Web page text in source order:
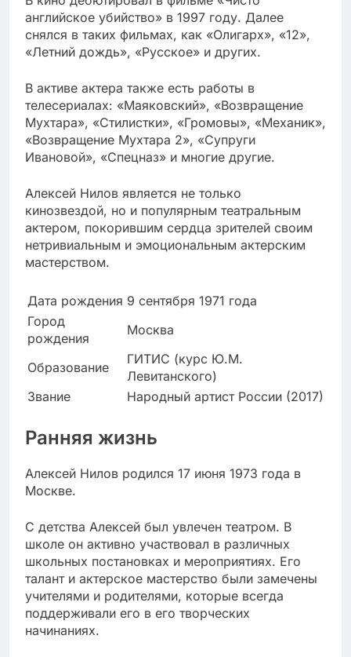
английское убийство» в 1997 году. Далее
снялся в таких фильмах, как «Олигарх», «12»,
«Летний дождь», «Русское» и других.
В активе актера также есть работы в
телесериалах: «Маяковский», «Возвращение
Мухтара», «Стилистки», «Громовы», «Механик»,
«Возвращение Мухтара 2», «Супруги
Ивановой», «Спецназ» и многие другие.
Алексей Нилов является не только
кинозвездой, но и популярным театральным
актером, покорившим сердца зрителей своим
нетривиальным и эмоциональным актерским
мастерством.
Дата рождения 9 сентября 1971 года
Город
рождения
Москва
Образование
ГИТИС (курс Ю.М.
Левитанского)
Звание
Народный артист России (2017)
Ранняя жизнь
Алексей Нилов родился 17 июня 1973 года в
Москве.
С детства Алексей был увлечен театром. В
школе он активно участвовал в различных
школьных постановках и мероприятиях. Его
талант и актерское мастерство были замечены
учителями и родителями, которые всегда
поддерживали его в его творческих
начинаниях.